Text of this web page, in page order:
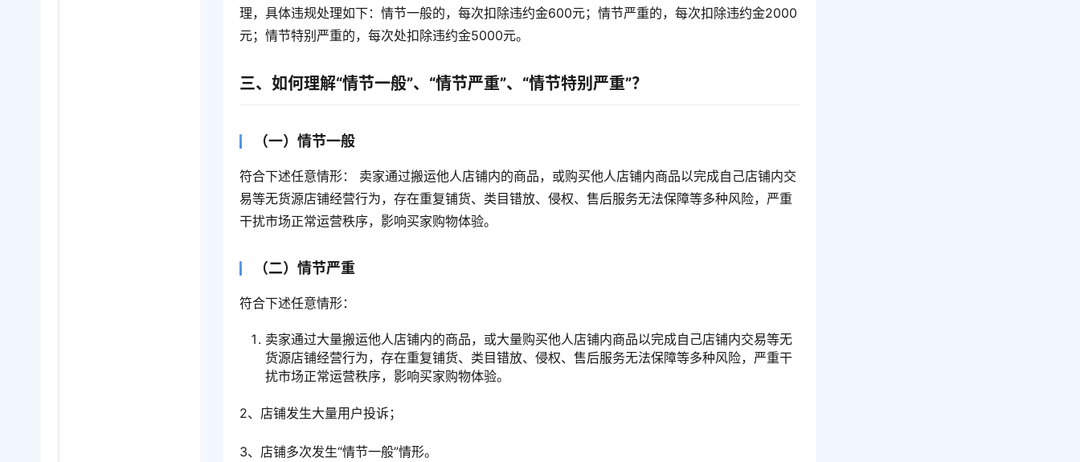
理，具体违规处理如下：情节一般的，每次扣除违约金600元；情节严重的，每次扣除违约金2000
元；情节特别严重的，每次处扣除违约金5000元。
三、如何理解“情节一般”、“情节严重”、“情节特别严重”？
（一）情节一般
符合下述任意情形： 卖家通过搬运他人店铺内的商品，或购买他人店铺内商品以完成自己店铺内交
易等无货源店铺经营行为，存在重复铺货、类目错放、侵权、售后服务无法保障等多种风险，严重
干扰市场正常运营秩序，影响买家购物体验。
（二）情节严重
符合下述任意情形：
卖家通过大量搬运他人店铺内的商品，或大量购买他人店铺内商品以完成自己店铺内交易等无
货源店铺经营行为，存在重复铺货、类目错放、侵权、售后服务无法保障等多种风险，严重干
扰市场正常运营秩序，影响买家购物体验。
2、店铺发生大量用户投诉；
3、店铺多次发生“情节一般”情形。